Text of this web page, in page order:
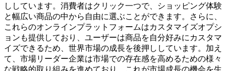
ししています。消費者はクリック一つで、ショッピング体験
と幅広い商品の中から自由に選ぶことができます。さらに、
これらのオンラインプラットフォームはカスタマイズオプシ
ョンも提供しており、ユーザーは商品を自分好みにカスタマ
イズできるため、世界市場の成長を後押ししています。加え
て、市場リーダー企業は市場での存在感を高めるための様々
な戦略的取り組みを進めており、これが市場成長の機会を生